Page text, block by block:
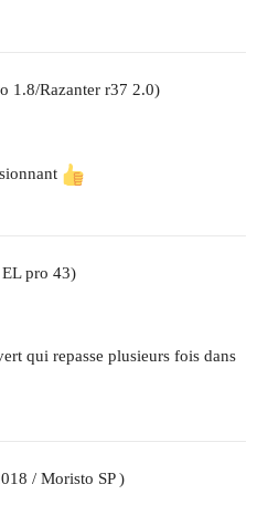
1.8/Razanter r37 2.0)
pro 43)
qui repasse plusieurs fois dans
/ Moristo SP )